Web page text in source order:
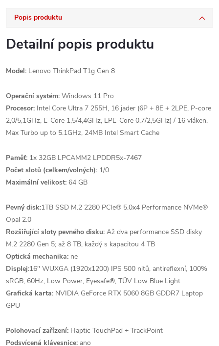
Popis produktu
Detailní popis produktu
Model: Lenovo ThinkPad T1g Gen 8
Operační systém: Windows 11 Pro
Procesor: Intel Core Ultra 7 255H, 16 jader (6P + 8E + 2LPE, P-core
2,0/5,1GHz, E-Core 1,5/4,4GHz, LPE-Core 0,7/2,5GHz) / 16 vláken,
Max Turbo up to 5.1GHz, 24MB Intel Smart Cache
Paměť: 1x 32GB LPCAMM2 LPDDR5x-7467
Počet slotů (celkem/volných): 1/0
Maximální velikost: 64 GB
Pevný disk:1TB SSD M.2 2280 PCIe® 5.0x4 Performance NVMe®
Opal 2.0
Rozšiřující sloty pevného disku: Až dva performance SSD disky
M.2 2280 Gen 5; až 8 TB, každý s kapacitou 4 TB
Optická mechanika: ne
Displej:16" WUXGA (1920x1200) IPS 500 nitů, antireflexní, 100%
sRGB, 60Hz, Low Power, Eyesafe®, TÜV Low Blue Light
Grafická karta: NVIDIA GeForce RTX 5060 8GB GDDR7 Laptop
GPU
Polohovací zařízení: Haptic TouchPad + TrackPoint
Podsvícená klávesnice: ano